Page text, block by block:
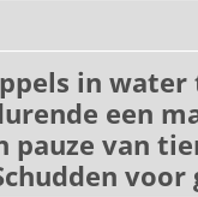
in water
een
​​pauze van
voor